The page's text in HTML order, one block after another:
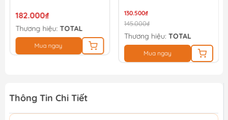
182.000₫
Thương hiệu: TOTAL
Mua ngay
130.500₫
145.000₫
Thương hiệu: TOTAL
Mua ngay
Thông Tin Chi Tiết